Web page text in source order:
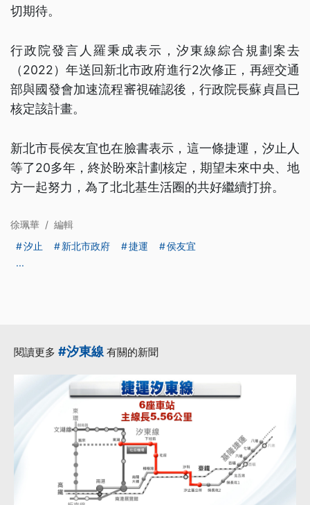
切期待。
行政院發言人羅秉成表示，汐東線綜合規劃案去
（2022）年送回新北市政府進行2次修正，再經交通
部與國發會加速流程審視確認後，行政院長蘇貞昌已
核定該計畫。
新北市長侯友宜也在臉書表示，這一條捷運，汐止人
等了20多年，終於盼來計劃核定，期望未來中央、地
方一起努力，為了北北基生活圈的共好繼續打拚。
徐珮華 / 編輯
汐止
新北市政府 捷運
侯友宜
...
閱讀更多 #汐東線 有關的新聞